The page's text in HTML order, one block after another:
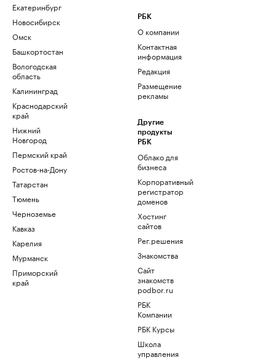
Екатеринбург
Новосибирск
Омск
Башкортостан
Вологодская
область
Калининград
Краснодарский
край
Нижний
Новгород
Пермский край
Ростов-на-Дону
Татарстан
Тюмень
Черноземье
Кавказ
Карелия
Мурманск
Приморский
край
РБК
О компании
Контактная
информация
Редакция
Размещение
рекламы
Другие
продукты
РБК
Облако для
бизнеса
Корпоративный
регистратор
доменов
Хостинг
сайтов
Рег.решения
Знакомства
Сайт
знакомств
podbor.ru
РБК
Компании
РБК Курсы
Школа
управления